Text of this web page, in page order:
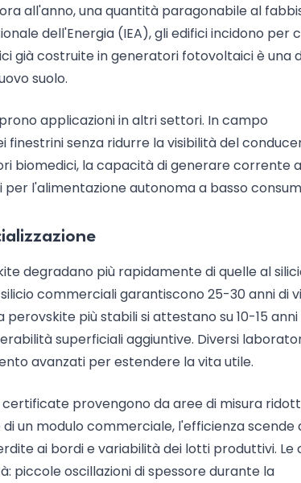
all'anno, una quantità paragonabile al
dell'Energia (IEA), gli edifici incidono per
già costruite in generatori fotovoltaici è una
suolo.
applicazioni in altri settori. In campo
senza ridurre la visibilità del
biomedici, la capacità di generare corrente
l'alimentazione autonoma a basso
degradano più rapidamente di quelle al
commerciali garantiscono 25-30 anni di
più stabili si attestano su 10-15 anni
superficiali aggiuntive. Diversi
avanzati per estendere la vita utile.
certificate provengono da aree di misura
un modulo commerciale, l'efficienza scende
ai bordi e variabilità dei lotti produttivi. Le
piccole oscillazioni di spessore durante la